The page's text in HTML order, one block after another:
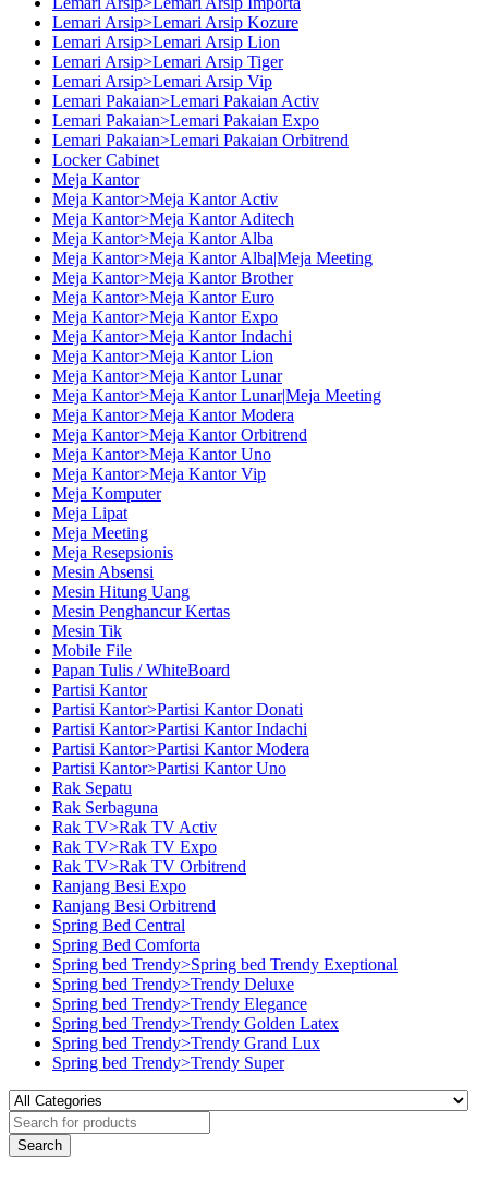
Lemari Arsip>Lemari Arsip Kozure
Lemari Arsip>Lemari Arsip Lion
Lemari Arsip>Lemari Arsip Tiger
Lemari Arsip>Lemari Arsip Vip
Lemari Pakaian>Lemari Pakaian Activ
Lemari Pakaian>Lemari Pakaian Expo
Lemari Pakaian>Lemari Pakaian Orbitrend
Locker Cabinet
Meja Kantor
Meja Kantor>Meja Kantor Activ
Meja Kantor>Meja Kantor Aditech
Meja Kantor>Meja Kantor Alba
Meja Kantor>Meja Kantor Alba|Meja Meeting
Meja Kantor>Meja Kantor Brother
Meja Kantor>Meja Kantor Euro
Meja Kantor>Meja Kantor Expo
Meja Kantor>Meja Kantor Indachi
Meja Kantor>Meja Kantor Lion
Meja Kantor>Meja Kantor Lunar
Meja Kantor>Meja Kantor Lunar|Meja Meeting
Meja Kantor>Meja Kantor Modera
Meja Kantor>Meja Kantor Orbitrend
Meja Kantor>Meja Kantor Uno
Meja Kantor>Meja Kantor Vip
Meja Komputer
Meja Lipat
Meja Meeting
Meja Resepsionis
Mesin Absensi
Mesin Hitung Uang
Mesin Penghancur Kertas
Mesin Tik
Mobile File
Papan Tulis / WhiteBoard
Partisi Kantor
Partisi Kantor>Partisi Kantor Donati
Partisi Kantor>Partisi Kantor Indachi
Partisi Kantor>Partisi Kantor Modera
Partisi Kantor>Partisi Kantor Uno
Rak Sepatu
Rak Serbaguna
Rak TV>Rak TV Activ
Rak TV>Rak TV Expo
Rak TV>Rak TV Orbitrend
Ranjang Besi Expo
Ranjang Besi Orbitrend
Spring Bed Central
Spring Bed Comforta
Spring bed Trendy>Spring bed Trendy Exeptional
Spring bed Trendy>Trendy Deluxe
Spring bed Trendy>Trendy Elegance
Spring bed Trendy>Trendy Golden Latex
Spring bed Trendy>Trendy Grand Lux
Spring bed Trendy>Trendy Super